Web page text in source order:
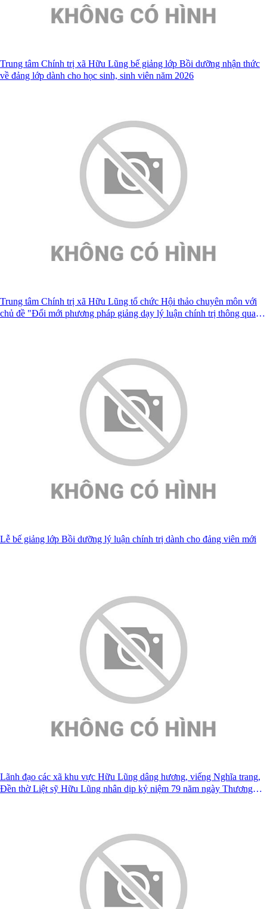
Trung tâm Chính trị xã Hữu Lũng bế giảng lớp Bồi dưỡng nhận thức
về đảng lớp dành cho học sinh, sinh viên năm 2026
Trung tâm Chính trị xã Hữu Lũng tổ chức Hội thảo chuyên môn với
chủ đề "Đổi mới phương pháp giảng dạy lý luận chính trị thông qua
Lễ bế giảng lớp Bồi dưỡng lý luận chính trị dành cho đảng viên mới
Lãnh đạo các xã khu vực Hữu Lũng dâng hương, viếng Nghĩa trang,
Đền thờ Liệt sỹ Hữu Lũng nhân dịp kỷ niệm 79 năm ngày Thương